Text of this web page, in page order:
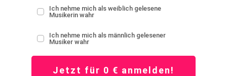
Ich nehme mich als weiblich gelesene
Musikerin wahr
Ich nehme mich als männlich gelesener
Musiker wahr
Jetzt für 0 € anmelden!